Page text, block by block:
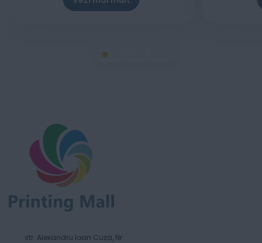
str. Alexandru Ioan Cuza, Nr.